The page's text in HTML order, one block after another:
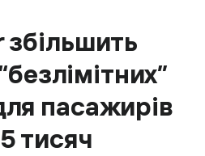
збільшить
пасажирів
тисяч